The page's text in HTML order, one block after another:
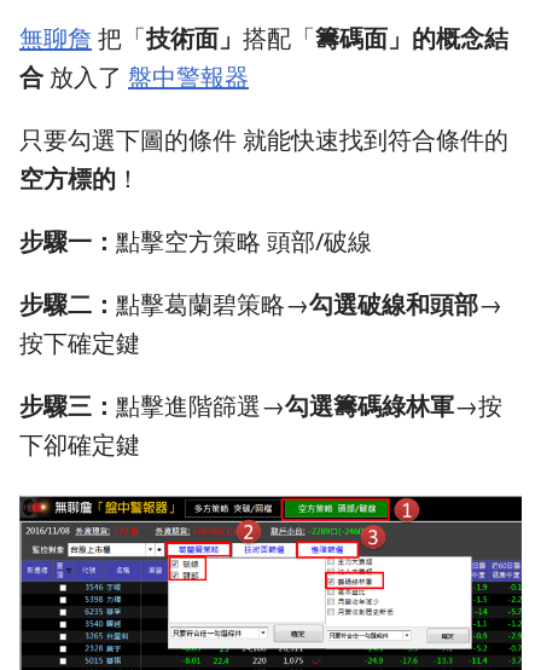
無聊詹把「技術面」 搭配「籌碼面」的概念結
合 放入了 盤中警報器
只要勾選下圖的條件 就能快速找到符合條件的
空方標的 ！
步驟一： 點擊空方策略 頭部/破線
步驟二： 點擊葛蘭碧策略→勾選破線和頭部→
按下確定鍵
步驟三： 點擊進階篩選→勾選籌碼綠林軍→按
下卻確定鍵